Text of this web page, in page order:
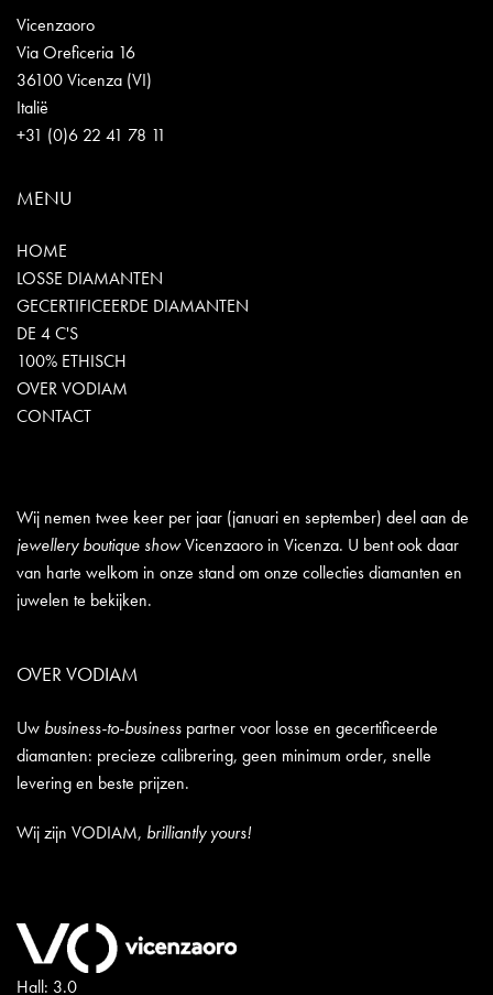
Vicenzaoro
Via Oreficeria 16
36100 Vicenza (VI)
Italië
+31 (0)6 22 41 78 11
MENU
HOME
LOSSE DIAMANTEN
GECERTIFICEERDE DIAMANTEN
DE 4 C'S
100% ETHISCH
OVER VODIAM
CONTACT
Wij nemen twee keer per jaar (januari en september) deel aan de
jewellery boutique showVicenzaoro in Vicenza. U bent ook daar
van harte welkom in onze stand om onze collecties diamanten en
juwelen te bekijken.
OVER VODIAM
Uw business-to-business partner voor losse en gecertificeerde
diamanten: precieze calibrering, geen minimum order, snelle
levering en beste prijzen.
Wij zijn VODIAM, brilliantly yours!
Hall: 3.0